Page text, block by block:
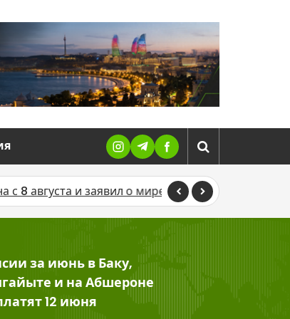
о мире В Сумгайыте расширяется
за июнь в Баку,
и на Абшероне
12 июня